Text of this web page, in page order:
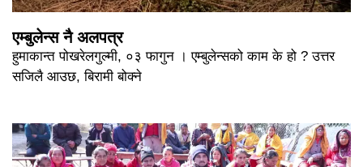
एम्बुलेन्स नै अलपत्र
हुमाकान्त पोखरेलगुल्मी, ०३ फागुन । एम्बुलेन्सको काम के हो ? उत्तर
सजिलै आउछ, बिरामी बोक्ने